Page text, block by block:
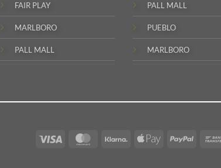
FAIR PLAY
MARLBORO
PALL MALL
PALL MALL
PUEBLO
MARLBORO
Visa MasterCardKlarna
Apple
PayPal